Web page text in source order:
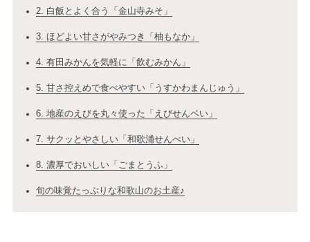
2. 白飯とよく合う「金山寺みそ」
3. ほどよい甘さがやみつき「柚もなか」
4. 有田みかんを気軽に「飲むみかん」
5. 甘さ控えめで食べやすい「うすかわまんじゅう」
6. 地産のえびを丸々使った「えびせんベい」
7. サクッとやさしい「和歌浦せんべい」
8. 濃厚でおいしい「ごまとうふ」
旬の味覚たっぷりな和歌山のお土産♪